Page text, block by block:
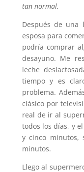
tan normal.
Después de una
esposa para
podría comprar
desayuno. Me
leche
tiempo y es
problema.
clásico por
real de ir al
todos los días, y
y cinco minutos,
minutos.
Llego al